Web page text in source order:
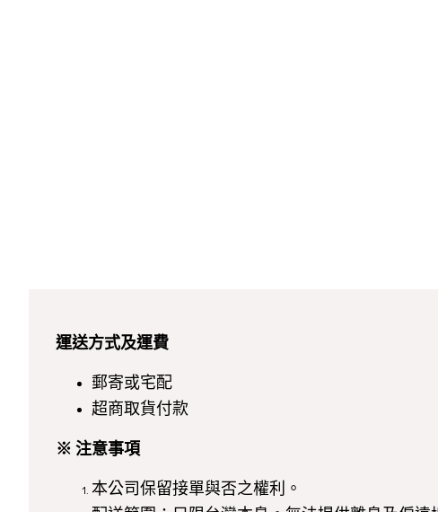
運送方式及運費
郵寄或宅配
超商取貨付款
※ 注意事項
本公司保留接單與否之權利。